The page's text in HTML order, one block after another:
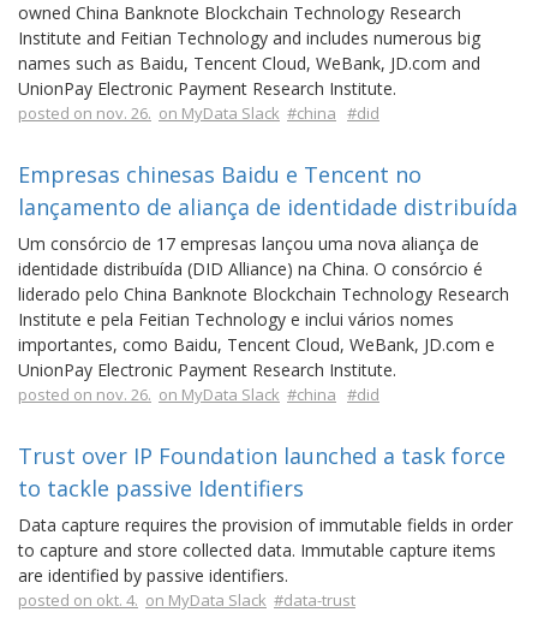
owned China Banknote Blockchain Technology Research
Institute and Feitian Technology and includes numerous big
names such as Baidu, Tencent Cloud, WeBank, JD.com and
UnionPay Electronic Payment Research Institute.
posted on nov. 26. on MyData Slack #china #did
Empresas chinesas Baidu e Tencent no
lançamento de aliança de identidade distribuída
Um consórcio de 17 empresas lançou uma nova aliança de
identidade distribuída (DID Alliance) na China. O consórcio é
liderado pelo China Banknote Blockchain Technology Research
Institute e pela Feitian Technology e inclui vários nomes
importantes, como Baidu, Tencent Cloud, WeBank, JD.com e
UnionPay Electronic Payment Research Institute.
posted on nov. 26. on MyData Slack #china #did
Trust over IP Foundation launched a task force
to tackle passive Identifiers
Data capture requires the provision of immutable fields in order
to capture and store collected data. Immutable capture items
are identified by passive identifiers.
posted on okt. 4. on MyData Slack #data-trust